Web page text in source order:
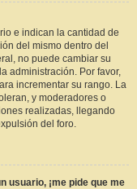
e indican la cantidad de
del mismo dentro del
no puede cambiar su
administración. Por favor,
incrementar su rango. La
y moderadores o
realizadas, llegando
del foro.
usuario, ¡me pide que me